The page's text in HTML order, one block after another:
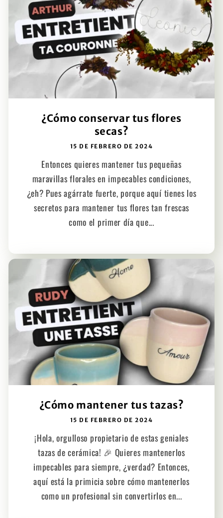
¿Cómo conservar tus flores
secas?
15 DE FEBRERO DE 2024
Entonces quieres mantener tus pequeñas
maravillas florales en impecables condiciones,
¿eh? Pues agárrate fuerte, porque aquí tienes los
secretos para mantener tus flores tan frescas
como el primer día que...
¿Cómo mantener tus tazas?
15 DE FEBRERO DE 2024
¡Hola, orgulloso propietario de estas geniales
tazas de cerámica! 🎉 Quieres mantenerlos
impecables para siempre, ¿verdad? Entonces,
aquí está la primicia sobre cómo mantenerlos
como un profesional sin convertirlos en...